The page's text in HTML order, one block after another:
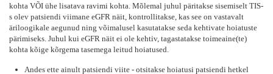
kohta VÕI ühe lisatava ravimi kohta. Mõlemal juhul päritakse sisemiselt TIS-
s olev patsiendi viimane eGFR näit, kontrollitakse, kas see on vastavalt
äriloogikale aegunud ning võimalusel kasutatakse seda kehtivate hoiatuste
pärimiseks. Juhul kui eGFR näit ei ole kehtiv, tagastatakse toimeaine(te)
kohta kõige kõrgema tasemega leitud hoiatused.
Andes ette ainult patsiendi viite - otsitakse hoiatusi patsiendi hetkel